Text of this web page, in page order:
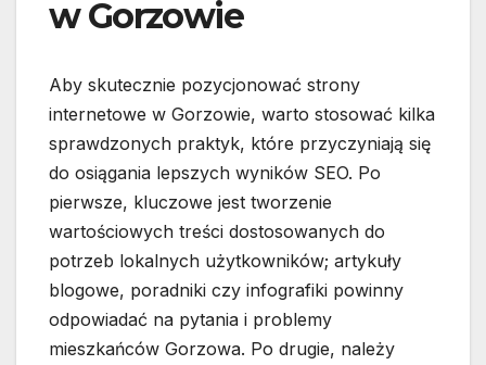
w Gorzowie
Aby skutecznie pozycjonować strony
internetowe w Gorzowie, warto stosować kilka
sprawdzonych praktyk, które przyczyniają się
do osiągania lepszych wyników SEO. Po
pierwsze, kluczowe jest tworzenie
wartościowych treści dostosowanych do
potrzeb lokalnych użytkowników; artykuły
blogowe, poradniki czy infografiki powinny
odpowiadać na pytania i problemy
mieszkańców Gorzowa. Po drugie, należy